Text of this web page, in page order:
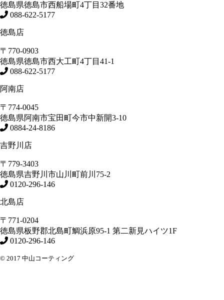
徳島県徳島市西船場町4丁目32番地
088-622-5177
徳島店
〒770-0903
徳島県徳島市西大工町4丁目41-1
088-622-5177
阿南店
〒774-0045
徳島県阿南市宝田町今市中新開3-10
0884-24-8186
吉野川店
〒779-3403
徳島県吉野川市山川町前川75-2
0120-296-146
北島店
〒771-0204
徳島県板野郡北島町鯛浜原95-1 第二新見ハイツ1F
0120-296-146
© 2017 中山コーティング